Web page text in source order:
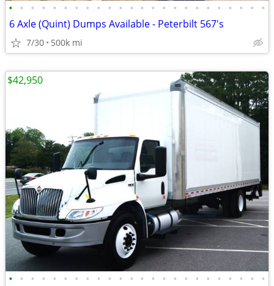
• • • • • • • • • • • • • • • • • • • • • • • •
6 Axle (Quint) Dumps Available - Peterbilt 567's
7/30 500k mi
• • • • • • • • • • • • • • • • • • • • • • • •
$42,950